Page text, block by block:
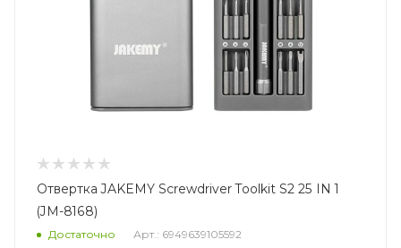
Отвертка JAKEMY Screwdriver Toolkit S2 25 IN 1
(JM-8168)
Достаточно Арт.: 6949639105592